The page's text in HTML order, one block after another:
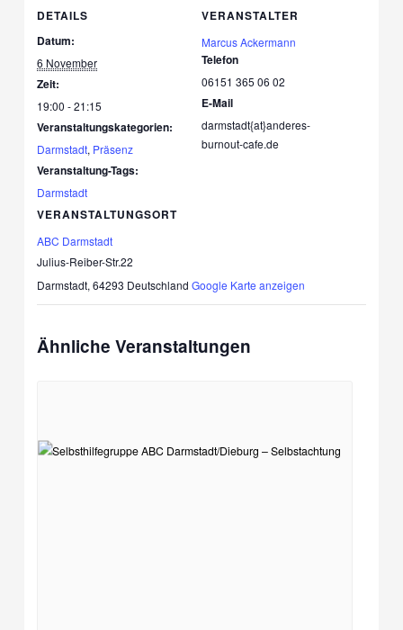
DETAILS
Datum:
6 November
Zeit:
19:00 - 21:15
Veranstaltungskategorien:
Darmstadt, Präsenz
Veranstaltung-Tags:
Darmstadt
VERANSTALTUNGSORT
ABC Darmstadt
Julius-Reiber-Str.22
Darmstadt, 64293 Deutschland Google Karte anzeigen
VERANSTALTER
Marcus Ackermann
Telefon
06151 365 06 02
E-Mail
darmstadt{at}anderes-
burnout-cafe.de
Ähnliche Veranstaltungen